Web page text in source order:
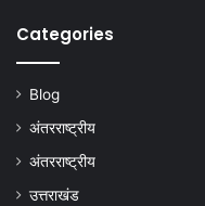
Categories
Blog
अंतरराष्ट्रीय
अंतरराष्ट्रीय
उत्तराखंड